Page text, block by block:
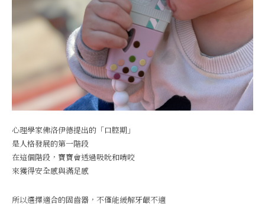
心理學家佛洛伊德提出的「口腔期」
是人格發展的第一階段
在這個階段，寶寶會透過吸吮和啃咬
來獲得安全感與滿足感
所以選擇適合的固齒器，不僅能緩解牙齦不適